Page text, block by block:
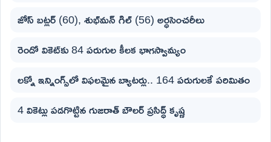
జోస్ బట్లర్ (60), శుభ్‌మన్ గిల్ (56) అర్ధసెంచరీలు
రెండో వికెట్‌కు 84 పరుగుల కీలక భాగస్వామ్యం
లక్నో ఇన్నింగ్స్‌లో విఫలమైన బ్యాటర్లు.. 164 పరుగులకే పరిమితం
4 వికెట్లు పడగొట్టిన గుజరాత్ బౌలర్ ప్రసిద్ధ్ కృష్ణ